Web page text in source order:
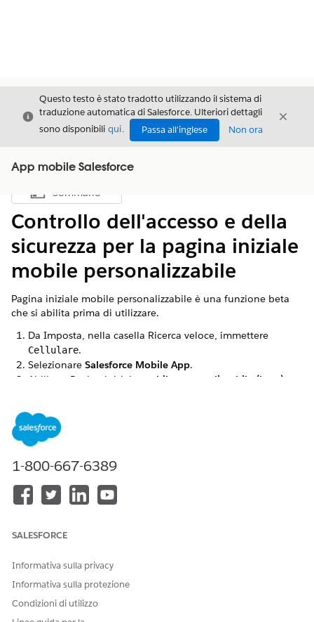
Chiudi
Questo testo è stato tradotto utilizzando il sistema di
traduzione automatica di Salesforce. Ulteriori dettagli
sono disponibili qui. Passa all'inglese Non ora
Chiudi
App mobile Salesforce
Mostra sommario
Sommario
Controllo dell'accesso e della
sicurezza per la pagina iniziale
mobile personalizzabile
Pagina iniziale mobile personalizzabile è una funzione beta
che si abilita prima di utilizzare.
Da Imposta, nella casella Ricerca veloce, immettere
Cellulare.
Selezionare Salesforce Mobile App.
Abilitare Pagina iniziale
mobile personalizzabile (beta)
abilita questa funzione. Se non si desidera che
personalizzino le proprie app, è possibile disabilitare
l'opzione
iniziale dell'app mobile Salesforce in base alle loro
Quando si crea una configurazione nel Generatore di app
ulteriori informazioni, vedere
QUESTO ARTICOLO HA RISOLTO IL PROBLEMA?
Facci sapere, così possiamo migliorare!
1-800-667-6389
SALESFORCE
Informativa sulla privacy
Informativa sulla protezione
Condizioni di utilizzo